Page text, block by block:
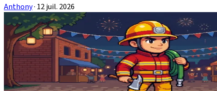
Anthony· 12 juil. 2026